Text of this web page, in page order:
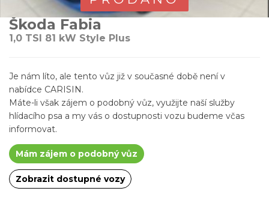
Škoda Fabia
1,0 TSI 81 kW Style Plus
Je nám líto, ale tento vůz již v současné době není v
nabídce CARISIN.
Máte-li však zájem o podobný vůz, využijte naší služby
hlídacího psa a my vás o dostupnosti vozu budeme včas
informovat.
Mám zájem o podobný vůz
Zobrazit dostupné vozy